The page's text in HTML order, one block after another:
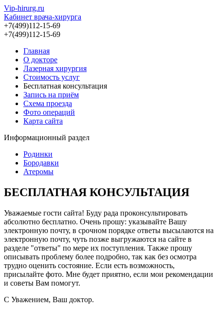
Vip-hirurg.ru
Кабинет врача-хирурга
+7(499)112-15-69
+7(499)112-15-69
Главная
О докторе
Лазерная хирургия
Стоимость услуг
Бесплатная консультация
Запись на приём
Схема проезда
Фото операций
Карта сайта
Информационный раздел
Родинки
Бородавки
Атеромы
БЕСПЛАТНАЯ КОНСУЛЬТАЦИЯ
Уважаемые гости сайта! Буду рада проконсультировать
абсолютно бесплатно. Очень прошу: указывайте Вашу
электронную почту, в срочном порядке ответы высылаются на
электронную почту, чуть позже выгружаются на сайте в
разделе "ответы" по мере их поступления. Также прошу
описывать проблему более подробно, так как без осмотра
трудно оценить состояние. Если есть возможность,
присылайте фото. Мне будет приятно, если мои рекомендации
и советы Вам помогут.
С Уважением, Ваш доктор.